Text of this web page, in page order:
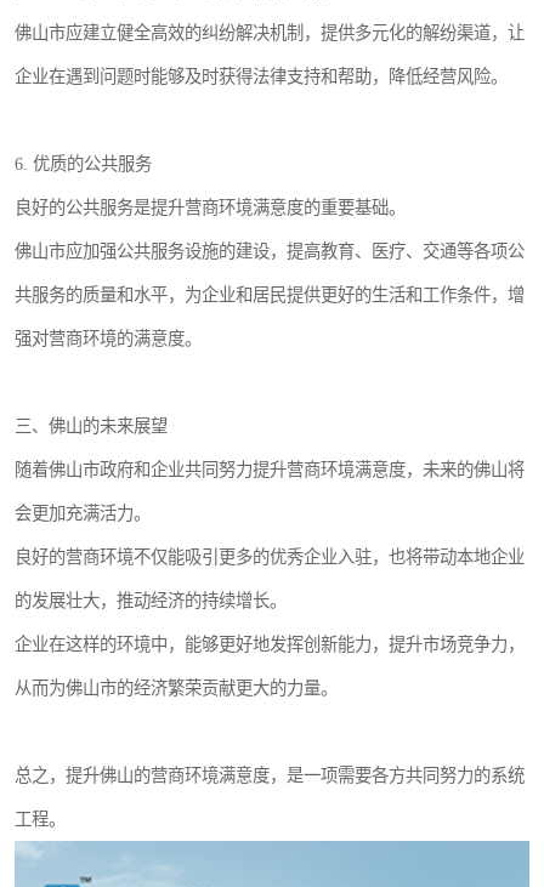
佛山市应建立健全高效的纠纷解决机制，提供多元化的解纷渠道，让
企业在遇到问题时能够及时获得法律支持和帮助，降低经营风险。
6. 优质的公共服务
良好的公共服务是提升营商环境满意度的重要基础。
佛山市应加强公共服务设施的建设，提高教育、医疗、交通等各项公
共服务的质量和水平，为企业和居民提供更好的生活和工作条件，增
强对营商环境的满意度。
三、佛山的未来展望
随着佛山市政府和企业共同努力提升营商环境满意度，未来的佛山将
会更加充满活力。
良好的营商环境不仅能吸引更多的优秀企业入驻，也将带动本地企业
的发展壮大，推动经济的持续增长。
企业在这样的环境中，能够更好地发挥创新能力，提升市场竞争力，
从而为佛山市的经济繁荣贡献更大的力量。
总之，提升佛山的营商环境满意度，是一项需要各方共同努力的系统
工程。